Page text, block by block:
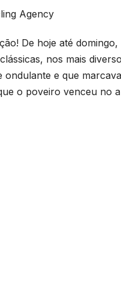
Agency
De hoje até
nos mais
e que
o poveiro venceu no